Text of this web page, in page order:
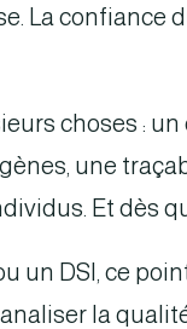
La
choses :
une
Et dès
un DSI, ce
la